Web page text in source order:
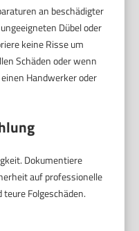
an beschädigter
Dübel oder
keine Risse um
Schäden oder wenn
Handwerker oder
Dokumentiere
auf professionelle
Folgeschäden.